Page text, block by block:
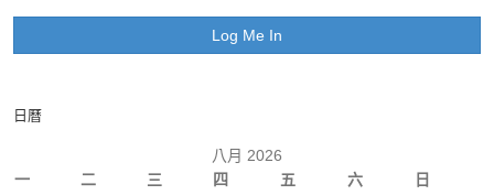
日曆
八月 2026
一
二 三 四 五 六 日